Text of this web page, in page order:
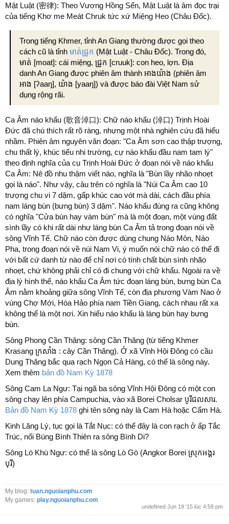
Mật Luật (密律): Theo Vương Hồng Sển, Mật Luật là âm đọc trại
của tiếng Khơ me Meát Chruk tức xứ Miệng Heo (Châu Đốc).
Trong tiếng Khmer, tỉnh An Giang thường được gọi theo
cách cũ là tỉnhមាត់ជ្រូក (Mật Luật - Châu Đốc). Trong đó,
មាត់ [moat]: cái miệng, ជ្រូក [cruuk]: con heo, lợn. Địa
danh An Giang được phiên âm thành អាងយ៉ាង (phiên âm
អាង [ʔaaŋ], យ៉ាង [yaaŋ]) và được báo đài Việt Nam sử
dụng rộng rãi.
Ca Âm náo khẩu (歌音淖口): Chữ náo khẩu (淖口) Trịnh Hoài
Đức đã chú thích rất rõ ràng, nhưng một nhà nghiên cứu đã hiểu
nhầm. Phiên âm nguyên văn đoạn: "Ca Âm sơn cao thập trượng,
chu thất lý, khúc tiểu nhi trường, cự náo khẩu đầu nam tam lý"
theo định nghĩa của cụ Trịnh Hoài Đức ở đoạn nói về náo khẩu
Ca Âm: Nê đồ nhu thậm viết náo, nghĩa là "Bùn lầy nhão nhoẹt
gọi là náo". Như vậy, câu trên có nghĩa là "Núi Ca Âm cao 10
trượng chu vi 7 dặm, gấp khúc cao vót mà dài, cách đầu phía
nam láng bùn (bưng bùn) 3 dặm". Náo khẩu đúng ra cũng không
có nghĩa "Cửa bùn hay vàm bùn" mà là một đoạn, một vùng đất
sình lầy có khi rất dài như láng bùn Ca Âm tả trong đoạn nói về
sông Vĩnh Tế. Chữ náo còn được dùng chung Náo Môn, Náo
Pha, trong đoạn nói về núi Nam Vi, ý muốn nói chữ náo có thể đi
với bất cứ danh từ nào để chỉ nơi có tính chất bùn sình nhão
nhoẹt, chứ không phải chỉ có đi chung với chữ khẩu. Ngoài ra về
địa lý hình thể, náo khẩu Ca Âm tức đoạn láng bùn, bưng bùn Ca
Âm nằm khoảng giữa sông Vĩnh Tế, còn địa phương Vàm Nao ở
vùng Chợ Mới, Hòa Hảo phía nam Tiền Giang, cách nhau rất xa
không thể là một nơi. Xin hiểu náo khẩu là láng bùn hay bưng
bùn.
Sông Phong Cần Thăng: sông Cần Thăng (từ tiếng Khmer
Krasang ក្រសាំង : cây Cần Thăng). Ở xã Vĩnh Hội Đông có cầu
Dung Thăng bắc qua rạch Ngọn Cả Hàng, có thể là sông này.
Xem thêm bản đồ Nam Kỳ 1878
Sông Cam La Ngư: Tại ngã ba sông Vĩnh Hội Đông có một con
sông chạy lên phía Campuchia, vào xã Borei Cholsar បូរីជលសារ.
Bản đồ Nam Kỳ 1878 ghi tên sông này là Cam Hà hoặc Cẩm Hà.
Kinh Lăng Lý, tục gọi là Tắt Nục: có thể đây là con rạch ở ấp Tắc
Trúc, nối Búng Bình Thiên ra sông Bình Di?
Sông Lò Khù Ngư: có thể là sông Lò Gò (Angkor Borei ស្រុកអង្គរ
បុរី)
My blog: tuan.nguoianphu.com
My games: play.nguoianphu.com
undefined Jun 19 '15 lúc 4:58 pm